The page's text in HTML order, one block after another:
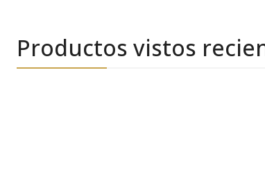
Productos vistos